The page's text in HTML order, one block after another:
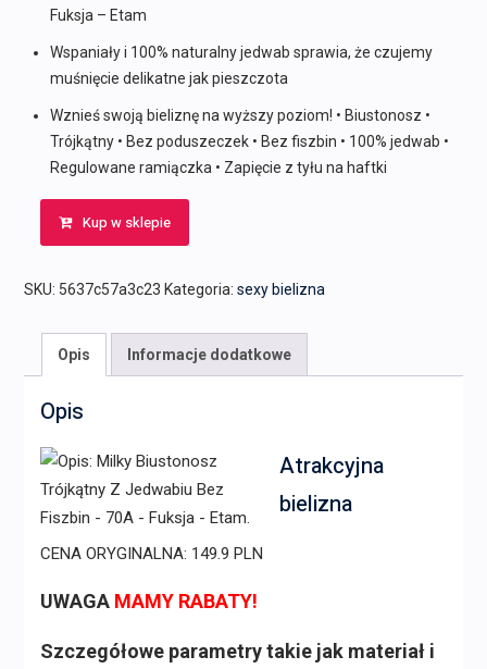
Fuksja – Etam
Wspaniały i 100% naturalny jedwab sprawia, że czujemy
muśnięcie delikatne jak pieszczota
Wznieś swoją bieliznę na wyższy poziom! • Biustonosz •
Trójkątny • Bez poduszeczek • Bez fiszbin • 100% jedwab •
Regulowane ramiączka • Zapięcie z tyłu na haftki
Kup w sklepie
SKU: 5637c57a3c23 Kategoria: sexy bielizna
Opis Informacje dodatkowe
Opis
Atrakcyjna
bielizna
CENA ORYGINALNA: 149.9 PLN
UWAGA MAMY RABATY!
Szczegółowe parametry takie jak materiał i